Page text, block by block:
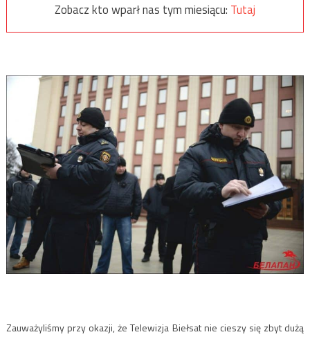
Zobacz kto wparł nas tym miesiącu: Tutaj
Zauważyliśmy przy okazji, że Telewizja Biełsat nie cieszy się zbyt dużą